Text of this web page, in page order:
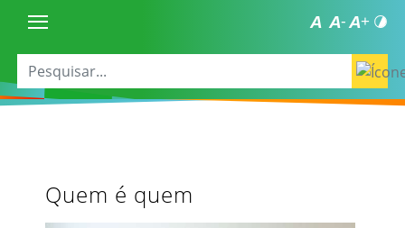
Quem é quem